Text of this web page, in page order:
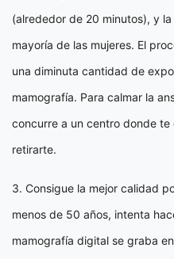
(alrededor de 20 minutos), y
mayoría de las mujeres. El
una diminuta cantidad de
mamografía. Para calmar la
concurre a un centro donde
retirarte.
3. Consigue la mejor calidad
menos de 50 años, intenta
mamografía digital se graba